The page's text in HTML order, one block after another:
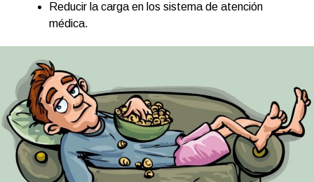
Reducir la carga en los sistema de atención
médica.